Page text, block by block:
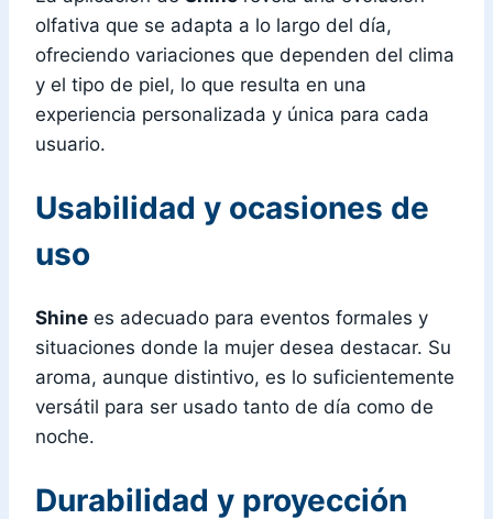
olfativa que se adapta a lo largo del día,
ofreciendo variaciones que dependen del clima
y el tipo de piel, lo que resulta en una
experiencia personalizada y única para cada
usuario.
Usabilidad y ocasiones de
uso
Shine es adecuado para eventos formales y
situaciones donde la mujer desea destacar. Su
aroma, aunque distintivo, es lo suficientemente
versátil para ser usado tanto de día como de
noche.
Durabilidad y proyección